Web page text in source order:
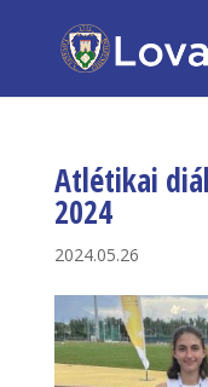
Atlétikai
2024
2024.05.26